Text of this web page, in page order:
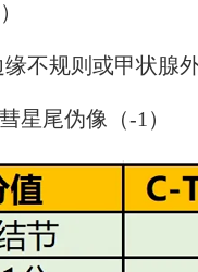
规则或甲状腺外
尾伪像（-1）